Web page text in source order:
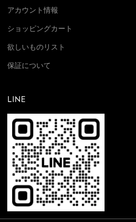
アカウント情報
ショッピングカート
欲しいものリスト
保証について
LINE